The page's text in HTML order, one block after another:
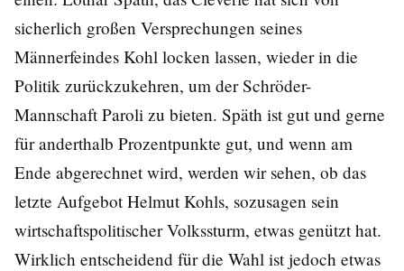
sicherlich großen Versprechungen seines
Männerfeindes Kohl locken lassen, wieder in die
Politik zurückzukehren, um der Schröder-
Mannschaft Paroli zu bieten. Späth ist gut und gerne
für anderthalb Prozentpunkte gut, und wenn am
Ende abgerechnet wird, werden wir sehen, ob das
letzte Aufgebot Helmut Kohls, sozusagen sein
wirtschaftspolitischer Volkssturm, etwas genützt hat.
Wirklich entscheidend für die Wahl ist jedoch etwas